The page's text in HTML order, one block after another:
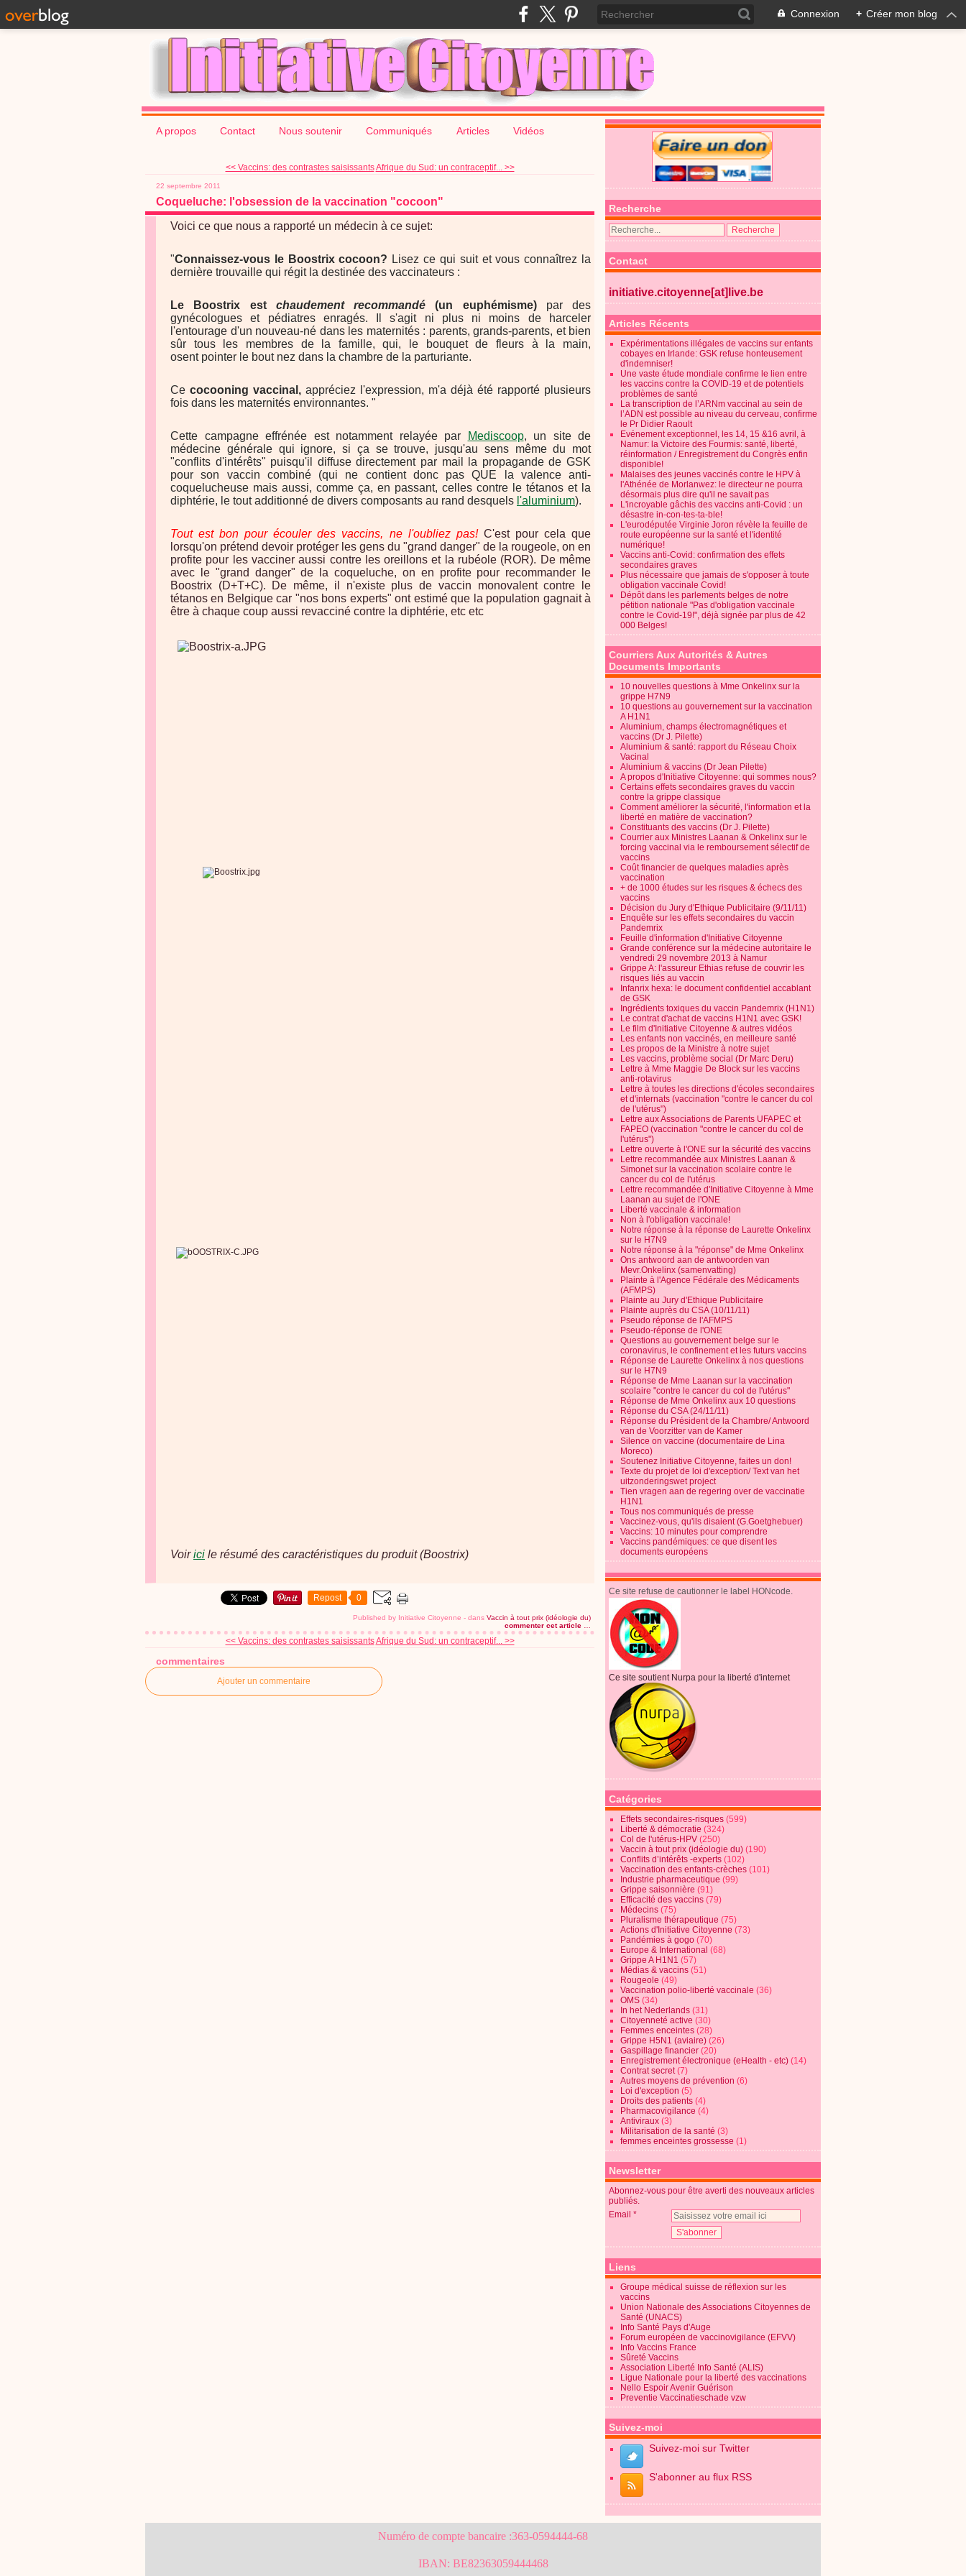
Connexion + Créer mon blog
A propos Contact Nous soutenir Communiqués Articles Vidéos
<< Vaccins: des contrastes saisissantsAfrique du Sud: un contraceptif... >>
22 septembre 2011
Coqueluche: l'obsession de la vaccination "cocoon"
Voici ce que nous a rapporté un médecin à ce sujet:
"Connaissez-vous le Boostrix cocoon? Lisez ce qui suit et vous connaîtrez la
dernière trouvaille qui régit la destinée des vaccinateurs :
Le Boostrix est chaudement recommandé (un euphémisme)
par des
gynécologues et pédiatres enragés. Il s'agit ni plus ni moins de harceler
l'entourage d'un nouveau-né dans les maternités : parents, grands-parents, et bien
sûr tous les membres de la famille, qui, le bouquet de fleurs à la main,
osent pointer le bout nez dans la chambre de la parturiante.
Ce cocooning vaccinal, appréciez l'expression, m'a déjà été rapporté plusieurs
fois dans les maternités environnantes. "
Cette campagne effrénée est notamment relayée par Mediscoop, un site de
médecine générale qui ignore, si ça se trouve, jusqu'au sens même du mot
"conflits d'intérêts" puisqu'il diffuse directement par mail la propagande de GSK
pour son vaccin combiné (qui ne contient donc pas QUE la valence anti-
coquelucheuse mais aussi, comme ça, en passant, celles contre le tétanos et la
diphtérie, le tout additionné de divers composants au rand desquels l'aluminium).
Tout est bon pour écouler des vaccins, ne l'oubliez pas!C'est pour cela que
lorsqu'on prétend devoir protéger les gens du "grand danger" de la rougeole, on en
profite pour les vacciner aussi contre les oreillons et la rubéole (ROR). De même
avec le "grand danger" de la coqueluche, on en profite pour recommander le
Boostrix (D+T+C). De même, il n'existe plus de vaccin monovalent contre le
tétanos en Belgique car "nos bons experts" ont estimé que la population gagnait à
être à chaque coup aussi revacciné contre la diphtérie, etc etc
Voirici le résumé des caractéristiques du produit (Boostrix)
Repost 0
Published by Initiative Citoyenne - dans Vaccin à tout prix (idéologie du)
commenter cet article
<< Vaccins: des contrastes saisissantsAfrique du Sud: un contraceptif... >>
commentaires
Ajouter un commentaire
Recherche
Contact
initiative.citoyenne[at]live.be
Articles Récents
Expérimentations illégales de vaccins sur enfants
cobayes en Irlande: GSK refuse honteusement
d'indemniser!
Une vaste étude mondiale confirme le lien entre
les vaccins contre la COVID-19 et de potentiels
problèmes de santé
La transcription de l’ARNm vaccinal au sein de
l’ADN est possible au niveau du cerveau, confirme
le Pr Didier Raoult
Evénement exceptionnel, les 14, 15 &16 avril, à
Namur: la Victoire des Fourmis: santé, liberté,
réinformation / Enregistrement du Congrès enfin
disponible!
Malaises des jeunes vaccinés contre le HPV à
l'Athénée de Morlanwez: le directeur ne pourra
désormais plus dire qu'il ne savait pas
L'incroyable gâchis des vaccins anti-Covid : un
désastre in-con-tes-ta-ble!
L'eurodéputée Virginie Joron révèle la feuille de
route européenne sur la santé et l'identité
numérique!
Vaccins anti-Covid: confirmation des effets
secondaires graves
Plus nécessaire que jamais de s'opposer à toute
obligation vaccinale Covid!
Dépôt dans les parlements belges de notre
pétition nationale "Pas d'obligation vaccinale
contre le Covid-19!", déjà signée par plus de 42
000 Belges!
Courriers Aux Autorités & Autres
Documents Importants
10 nouvelles questions à Mme Onkelinx sur la
grippe H7N9
10 questions au gouvernement sur la vaccination
A H1N1
Aluminium, champs électromagnétiques et
vaccins (Dr J. Pilette)
Aluminium & santé: rapport du Réseau Choix
Vacinal
Aluminium & vaccins (Dr Jean Pilette)
A propos d'Initiative Citoyenne: qui sommes nous?
Certains effets secondaires graves du vaccin
contre la grippe classique
Comment améliorer la sécurité, l'information et la
liberté en matière de vaccination?
Constituants des vaccins (Dr J. Pilette)
Courrier aux Ministres Laanan & Onkelinx sur le
forcing vaccinal via le remboursement sélectif de
vaccins
Coût financier de quelques maladies après
vaccination
+ de 1000 études sur les risques & échecs des
vaccins
Décision du Jury d'Ethique Publicitaire (9/11/11)
Enquête sur les effets secondaires du vaccin
Pandemrix
Feuille d'information d'Initiative Citoyenne
Grande conférence sur la médecine autoritaire le
vendredi 29 novembre 2013 à Namur
Grippe A: l'assureur Ethias refuse de couvrir les
risques liés au vaccin
Infanrix hexa: le document confidentiel accablant
de GSK
Ingrédients toxiques du vaccin Pandemrix (H1N1)
Le contrat d'achat de vaccins H1N1 avec GSK!
Le film d'Initiative Citoyenne & autres vidéos
Les enfants non vaccinés, en meilleure santé
Les propos de la Ministre à notre sujet
Les vaccins, problème social (Dr Marc Deru)
Lettre à Mme Maggie De Block sur les vaccins
anti-rotavirus
Lettre à toutes les directions d'écoles secondaires
et d'internats (vaccination "contre le cancer du col
de l'utérus")
Lettre aux Associations de Parents UFAPEC et
FAPEO (vaccination "contre le cancer du col de
l'utérus")
Lettre ouverte à l'ONE sur la sécurité des vaccins
Lettre recommandée aux Ministres Laanan &
Simonet sur la vaccination scolaire contre le
cancer du col de l'utérus
Lettre recommandée d'Initiative Citoyenne à Mme
Laanan au sujet de l'ONE
Liberté vaccinale & information
Non à l'obligation vaccinale!
Notre réponse à la réponse de Laurette Onkelinx
sur le H7N9
Notre réponse à la "réponse" de Mme Onkelinx
Ons antwoord aan de antwoorden van
Mevr.Onkelinx (samenvatting)
Plainte à l'Agence Fédérale des Médicaments
(AFMPS)
Plainte au Jury d'Ethique Publicitaire
Plainte auprès du CSA (10/11/11)
Pseudo réponse de l'AFMPS
Pseudo-réponse de l'ONE
Questions au gouvernement belge sur le
coronavirus, le confinement et les futurs vaccins
Réponse de Laurette Onkelinx à nos questions
sur le H7N9
Réponse de Mme Laanan sur la vaccination
scolaire "contre le cancer du col de l'utérus"
Réponse de Mme Onkelinx aux 10 questions
Réponse du CSA (24/11/11)
Réponse du Président de la Chambre/ Antwoord
van de Voorzitter van de Kamer
Silence on vaccine (documentaire de Lina
Moreco)
Soutenez Initiative Citoyenne, faites un don!
Texte du projet de loi d'exception/ Text van het
uitzonderingswet project
Tien vragen aan de regering over de vaccinatie
H1N1
Tous nos communiqués de presse
Vaccinez-vous, qu'ils disaient (G.Goetghebuer)
Vaccins: 10 minutes pour comprendre
Vaccins pandémiques: ce que disent les
documents européens
Ce site refuse de cautionner le label HONcode.
Ce site soutient Nurpa pour la liberté d'internet
Catégories
Effets secondaires-risques (599)
Liberté & démocratie (324)
Col de l'utérus-HPV (250)
Vaccin à tout prix (idéologie du) (190)
Conflits d’intérêts -experts (102)
Vaccination des enfants-crèches (101)
Industrie pharmaceutique (99)
Grippe saisonnière (91)
Efficacité des vaccins (79)
Médecins (75)
Pluralisme thérapeutique (75)
Actions d'Initiative Citoyenne (73)
Pandémies à gogo (70)
Europe & International (68)
Grippe A H1N1 (57)
Médias & vaccins (51)
Rougeole (49)
Vaccination polio-liberté vaccinale (36)
OMS (34)
In het Nederlands (31)
Citoyenneté active (30)
Femmes enceintes (28)
Grippe H5N1 (aviaire) (26)
Gaspillage financier (20)
Enregistrement électronique (eHealth - etc) (14)
Contrat secret(7)
Autres moyens de prévention (6)
Loi d'exception (5)
Droits des patients (4)
Pharmacovigilance (4)
Antiviraux (3)
Militarisation de la santé (3)
femmes enceintes grossesse (1)
Newsletter
Abonnez-vous pour être averti des nouveaux articles
publiés.
Email
Liens
Groupe médical suisse de réflexion sur les
vaccins
Union Nationale des Associations Citoyennes de
Santé (UNACS)
Info Santé Pays d'Auge
Forum européen de vaccinovigilance (EFVV)
Info Vaccins France
Sûreté Vaccins
Association Liberté Info Santé (ALIS)
Ligue Nationale pour la liberté des vaccinations
Nello Espoir Avenir Guérison
Preventie Vaccinatieschade vzw
Suivez-moi
Suivez-moi sur Twitter
S'abonner au flux RSS
Numéro de compte bancaire :363-0594444-68
IBAN: BE82363059444468